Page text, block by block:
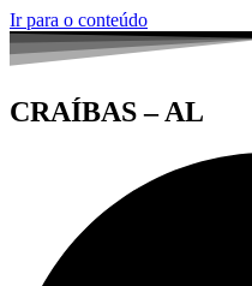
Ir para o conteúdo
CRAÍBAS – AL